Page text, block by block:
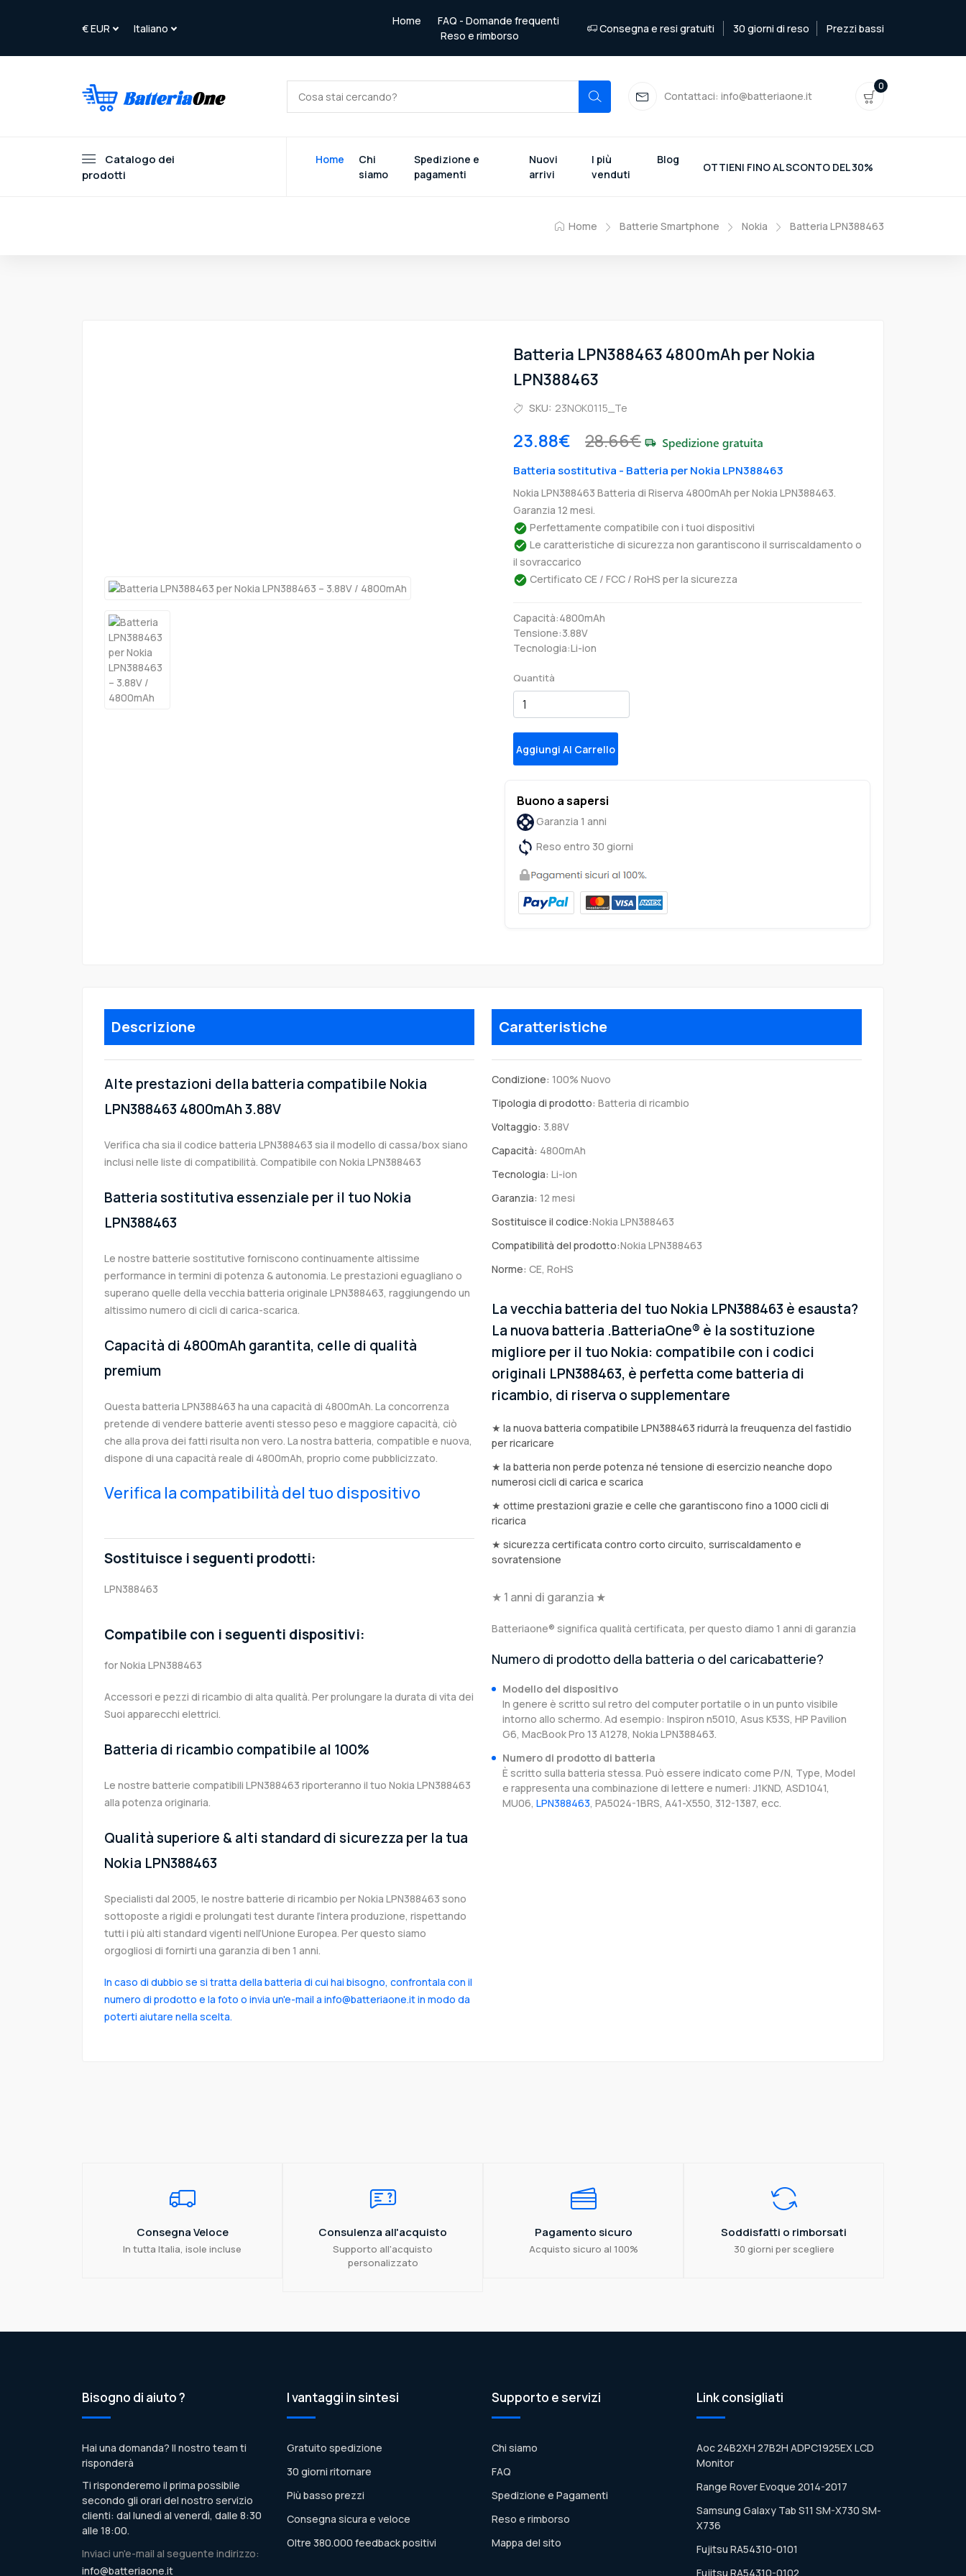
Home
FAQ - Domande frequenti
Reso e rimborso
Consegna e resi gratuiti 30 giorni di reso Prezzi bassi
Contattaci: info@batteriaone.it
0
Catalogo dei
prodotti
Home
Chi
siamo
Spedizione e
pagamenti
Nuovi
arrivi
I più
venduti
Blog
OTTIENI FINO AL SCONTO DEL 30%
Home Batterie Smartphone Nokia Batteria LPN388463
Batteria LPN388463 4800mAh per Nokia
LPN388463
SKU: 23NOK0115_Te
23.88€ 28.66€
Batteria sostitutiva - Batteria per Nokia LPN388463
Nokia LPN388463 Batteria di Riserva 4800mAh per Nokia LPN388463.
Garanzia 12 mesi.
Perfettamente compatibile con i tuoi dispositivi
Le caratteristiche di sicurezza non garantiscono il surriscaldamento o
il sovraccarico
Certificato CE / FCC / RoHS per la sicurezza
Capacità:4800mAh
Tensione:3.88V
Tecnologia:Li-ion
Quantità
Aggiungi Al Carrello
Buono a sapersi
Garanzia 1 anni
Reso entro 30 giorni
Descrizione
Alte prestazioni della batteria compatibile Nokia
LPN388463 4800mAh 3.88V
Verifica cha sia il codice batteria LPN388463 sia il modello di cassa/box siano
inclusi nelle liste di compatibilità. Compatibile con Nokia LPN388463
Batteria sostitutiva essenziale per il tuo Nokia
LPN388463
Le nostre batterie sostitutive forniscono continuamente altissime
performance in termini di potenza & autonomia. Le prestazioni eguagliano o
superano quelle della vecchia batteria originale LPN388463, raggiungendo un
altissimo numero di cicli di carica-scarica.
Capacità di 4800mAh garantita, celle di qualità
premium
Questa batteria LPN388463 ha una capacità di 4800mAh. La concorrenza
pretende di vendere batterie aventi stesso peso e maggiore capacità, ciò
che alla prova dei fatti risulta non vero. La nostra batteria, compatible e nuova,
dispone di una capacità reale di 4800mAh, proprio come pubblicizzato.
Verifica la compatibilità del tuo dispositivo
Sostituisce i seguenti prodotti:
LPN388463
Compatibile con i seguenti dispositivi:
for Nokia LPN388463
Accessori e pezzi di ricambio di alta qualità. Per prolungare la durata di vita dei
Suoi apparecchi elettrici.
Batteria di ricambio compatibile al 100%
Le nostre batterie compatibili LPN388463 riporteranno il tuo Nokia LPN388463
alla potenza originaria.
Qualità superiore & alti standard di sicurezza per la tua
Nokia LPN388463
Specialisti dal 2005, le nostre batterie di ricambio per Nokia LPN388463 sono
sottoposte a rigidi e prolungati test durante l’intera produzione, rispettando
tutti i più alti standard vigenti nell’Unione Europea. Per questo siamo
orgogliosi di fornirti una garanzia di ben 1 anni.
In caso di dubbio se si tratta della batteria di cui hai bisogno, confrontala con il
numero di prodotto e la foto o invia un'e-mail a info@batteriaone.it in modo da
poterti aiutare nella scelta.
Caratteristiche
Condizione: 100% Nuovo
Tipologia di prodotto: Batteria di ricambio
Voltaggio: 3.88V
Capacità: 4800mAh
Tecnologia: Li-ion
Garanzia: 12 mesi
Sostituisce il codice:Nokia LPN388463
Compatibilità del prodotto:Nokia LPN388463
Norme: CE, RoHS
La vecchia batteria del tuo Nokia LPN388463 è esausta?
La nuova batteria .BatteriaOne® è la sostituzione
migliore per il tuo Nokia: compatibile con i codici
originali LPN388463, è perfetta come batteria di
ricambio, di riserva o supplementare
★ la nuova batteria compatibile LPN388463 ridurrà la freuquenza del fastidio
per ricaricare
★ la batteria non perde potenza né tensione di esercizio neanche dopo
numerosi cicli di carica e scarica
★ ottime prestazioni grazie e celle che garantiscono fino a 1000 cicli di
ricarica
★ sicurezza certificata contro corto circuito, surriscaldamento e
sovratensione
★ 1 anni di garanzia ★
Batteriaone® significa qualità certificata, per questo diamo 1 anni di garanzia
Numero di prodotto della batteria o del caricabatterie?
Modello del dispositivo
In genere è scritto sul retro del computer portatile o in un punto visibile
intorno allo schermo. Ad esempio: Inspiron n5010, Asus K53S, HP Pavilion
G6, MacBook Pro 13 A1278, Nokia LPN388463.
Numero di prodotto di batteria
È scritto sulla batteria stessa. Può essere indicato come P/N, Type, Model
e rappresenta una combinazione di lettere e numeri: J1KND, ASD1041,
MU06, LPN388463, PA5024-1BRS, A41-X550, 312-1387, ecc.
Consegna Veloce
In tutta Italia, isole incluse
Consulenza all'acquisto
Supporto all'acquisto
personalizzato
Pagamento sicuro
Acquisto sicuro al 100%
Soddisfatti o rimborsati
30 giorni per scegliere
Bisogno di aiuto ?
Hai una domanda? Il nostro team ti
risponderà
Ti risponderemo il prima possibile
secondo gli orari del nostro servizio
clienti: dal lunedì al venerdì, dalle 8:30
alle 18:00.
Inviaci un'e-mail al seguente indirizzo:
info@batteriaone.it
I vantaggi in sintesi
Gratuito spedizione
30 giorni ritornare
Più basso prezzi
Consegna sicura e veloce
Oltre 380.000 feedback positivi
Supporto e servizi
Chi siamo
FAQ
Spedizione e Pagamenti
Reso e rimborso
Mappa del sito
Link consigliati
Aoc 24B2XH 27B2H ADPC1925EX LCD
Monitor
Range Rover Evoque 2014-2017
Samsung Galaxy Tab S11 SM-X730 SM-
X736
Fujitsu RA54310-0101
Fujitsu RA54310-0102